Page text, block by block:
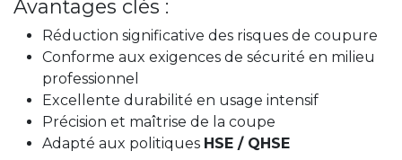
Avantages clés :
Réduction significative des risques de coupure
Conforme aux exigences de sécurité en milieu
professionnel
Excellente durabilité en usage intensif
Précision et maîtrise de la coupe
Adapté aux politiques HSE / QHSE